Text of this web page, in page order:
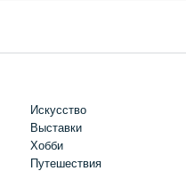
Искусство
Выставки
Хобби
Путешествия